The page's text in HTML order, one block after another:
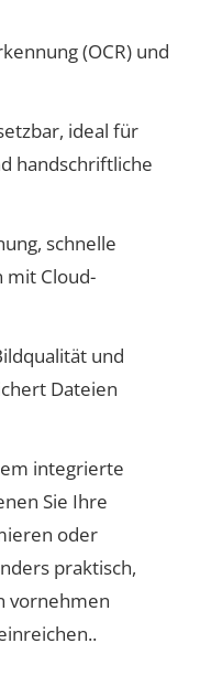
(OCR) und
ideal für
handschriftliche
schnelle
mit Cloud-
und
Dateien
integrierte
Sie Ihre
oder
praktisch,
vornehmen